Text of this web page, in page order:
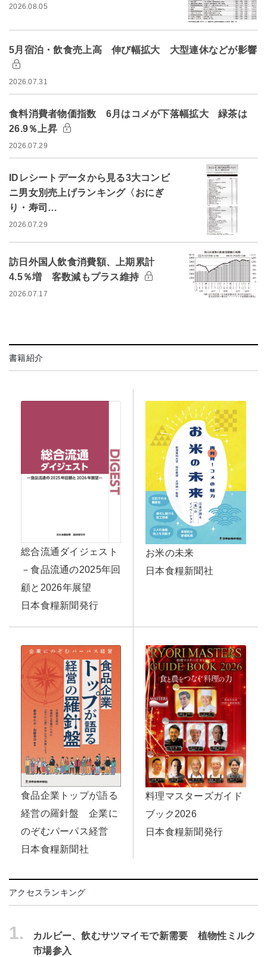
2026.08.05
5月宿泊・飲食売上高 伸び幅拡大 大型連休などが影響
2026.07.31
食料消費者物価指数 6月はコメが下落幅拡大 緑茶は
26.9％上昇
2026.07.29
IDレシートデータから見る3大コンビ
ニ男女別売上げランキング〈おにぎ
り・寿司…
2026.07.29
訪日外国人飲食消費額、上期累計
4.5％増 客数減もプラス維持
2026.07.17
書籍紹介
総合流通ダイジェスト
－食品流通の2025年回
顧と2026年展望
日本食糧新聞発行
お米の未来
日本食糧新聞社
食品企業トップが語る
経営の羅針盤 企業に
のぞむパーパス経営
日本食糧新聞社
料理マスターズガイド
ブック2026
日本食糧新聞発行
アクセスランキング
1.
カルビー、飲むサツマイモで新需要 植物性ミルク
市場参入